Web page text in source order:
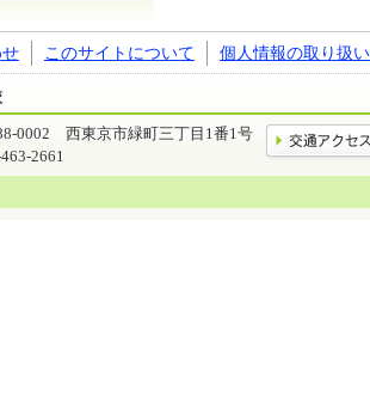
このサイトについて 個人情報の取り扱い
0002 西東京市緑町三丁目1番1号
2661